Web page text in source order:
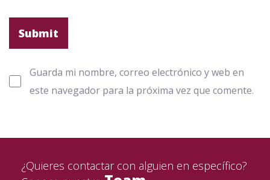
Guarda mi nombre, correo electrónico y web en
este navegador para la próxima vez que comente.
¿Quieres contactar con alguien en específico?